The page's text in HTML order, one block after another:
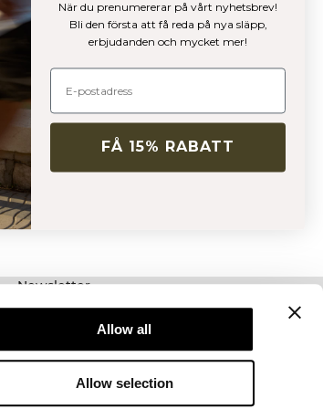
Allow all
Allow selection
Newsletter
Prenumerera på vårt nyhetsbrev! Få exklusiva
erbjudanden, våra senaste nyheter och mycket
mer.
När du prenumererar på vårt nyhetsbrev!
Bli den första att få reda på nya släpp,
erbjudanden och mycket mer!
FÅ 15% RABATT